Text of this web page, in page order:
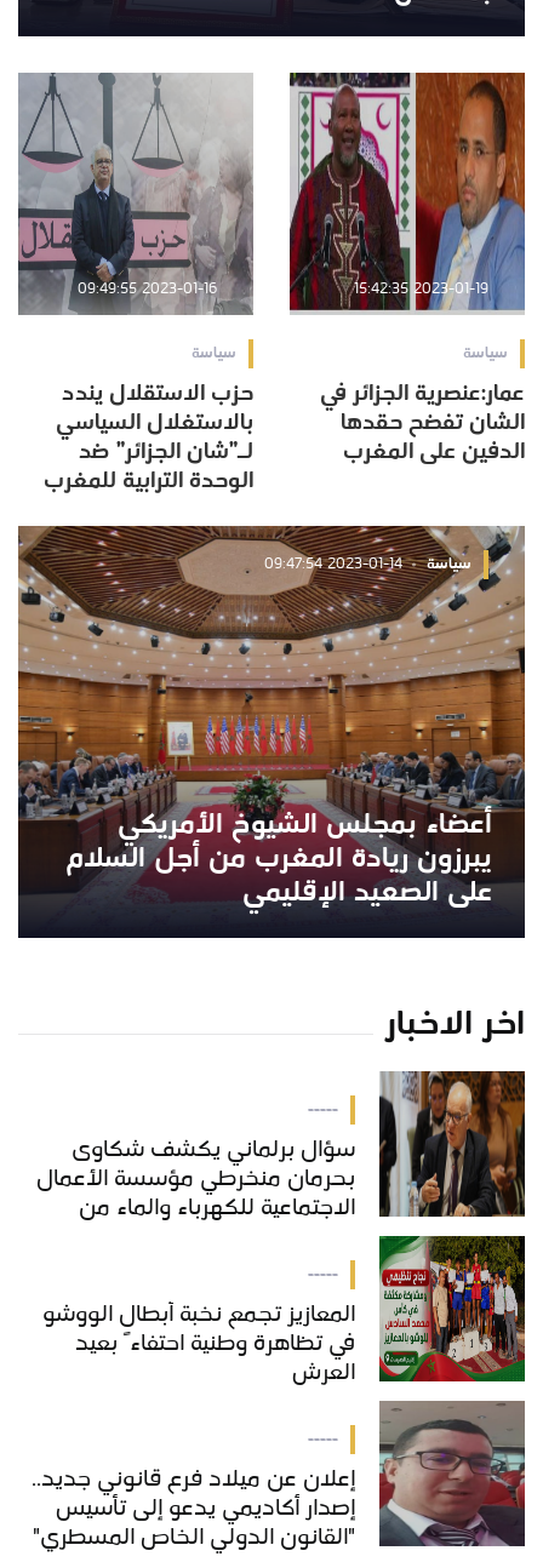
2023-01-19 15:42:35
سياسة
عمار:عنصرية الجزائر في
الشان تفضح حقدها
الدفين على المغرب
2023-01-16 09:49:55
سياسة
حزب الاستقلال يندد
بالاستغلال السياسي
لـ”شان الجزائر” ضد
الوحدة الترابية للمغرب
سياسة 2023-01-14 09:47:54
أعضاء بمجلس الشيوخ الأمريكي
يبرزون ريادة المغرب من أجل السلام
على الصعيد الإقليمي
اخر الاخبار
-----
سؤال برلماني يكشف شكاوى
بحرمان منخرطي مؤسسة الأعمال
الاجتماعية للكهرباء والماء من
-----
المعازيز تجمع نخبة أبطال الووشو
في تظاهرة وطنية احتفاءً بعيد
العرش
-----
إعلان عن ميلاد فرع قانوني جديد..
إصدار أكاديمي يدعو إلى تأسيس
"القانون الدولي الخاص المسطري"